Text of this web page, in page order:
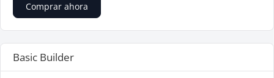
Comprar ahora
Basic Builder